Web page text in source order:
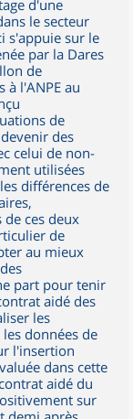
d'une
le secteur
s'appuie sur le
par la Dares
de
l'ANPE au
de
des
celui de non-
utilisées
différences de
ces deux
de
au mieux
part pour tenir
aidé des
les
données de
l'insertion
dans cette
aidé du
sur